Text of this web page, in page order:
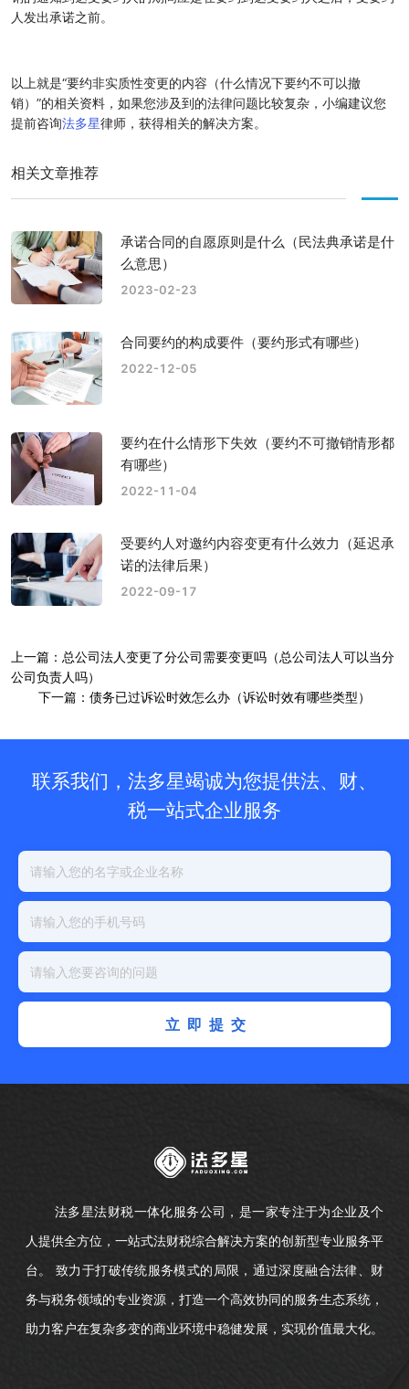
人发出承诺之前。
以上就是“要约非实质性变更的内容（什么情况下要约不可以撤
销）”的相关资料，如果您涉及到的法律问题比较复杂，小编建议您
提前咨询法多星律师，获得相关的解决方案。
相关文章推荐
承诺合同的自愿原则是什么（民法典承诺是什
么意思）
2023-02-23
合同要约的构成要件（要约形式有哪些）
2022-12-05
要约在什么情形下失效（要约不可撤销情形都
有哪些）
2022-11-04
受要约人对邀约内容变更有什么效力（延迟承
诺的法律后果）
2022-09-17
上一篇：总公司法人变更了分公司需要变更吗（总公司法人可以当分
公司负责人吗）
下一篇：债务已过诉讼时效怎么办（诉讼时效有哪些类型）
联系我们，法多星竭诚为您提供法、财、
税一站式企业服务
立即提交
法多星法财税一体化服务公司，是一家专注于为企业及个
人提供全方位，一站式法财税综合解决方案的创新型专业服务平
台。 致力于打破传统服务模式的局限，通过深度融合法律、财
务与税务领域的专业资源，打造一个高效协同的服务生态系统，
助力客户在复杂多变的商业环境中稳健发展，实现价值最大化。